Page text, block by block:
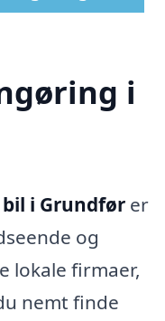
i
i Grundfør er
og
lokale firmaer,
nemt finde